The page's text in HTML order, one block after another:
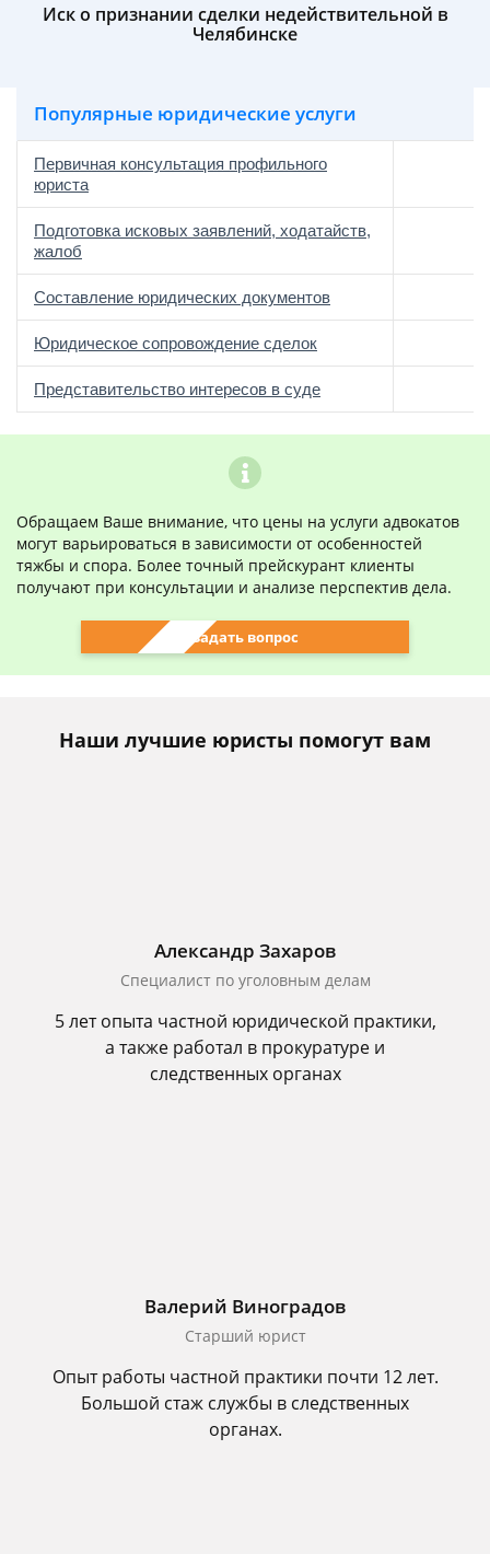
Иск о признании сделки недействительной в
Челябинске
Популярные юридические услуги
Первичная консультация профильного
юриста
Подготовка исковых заявлений, ходатайств,
жалоб
Составление юридических документов
Юридическое сопровождение сделок
Представительство интересов в суде
Обращаем Ваше внимание, что цены на услуги адвокатов
могут варьироваться в зависимости от особенностей
тяжбы и спора. Более точный прейскурант клиенты
получают при консультации и анализе перспектив дела.
Задать вопрос
Наши лучшие юристы помогут вам
Александр Захаров
Специалист по уголовным делам
5 лет опыта частной юридической практики,
а также работал в прокуратуре и
следственных органах
Валерий Виноградов
Старший юрист
Опыт работы частной практики почти 12 лет.
Большой стаж службы в следственных
органах.